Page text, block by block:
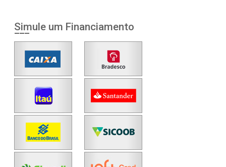
Simule um Financiamento